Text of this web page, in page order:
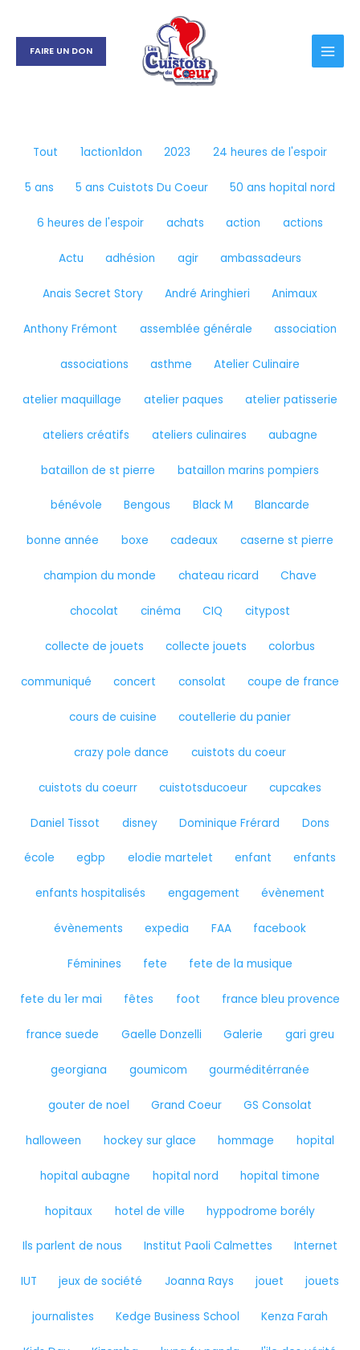
contenu
FAIRE UN DON
publications
Tout 1action1don 2023 24 heures de l'espoir
5 ans 5 ans Cuistots Du Coeur 50 ans hopital nord
6 heures de l'espoir achats action actions
Actu adhésion agir ambassadeurs
Anais Secret Story André Aringhieri Animaux
Anthony Frémont assemblée générale association
associations asthme Atelier Culinaire
atelier maquillage atelier paques atelier patisserie
ateliers créatifs ateliers culinaires aubagne
bataillon de st pierre bataillon marins pompiers
bénévole Bengous Black M Blancarde
bonne année boxe cadeaux caserne st pierre
champion du monde chateau ricard Chave
chocolat cinéma CIQ citypost
collecte de jouets collecte jouets colorbus
communiqué concert consolat coupe de france
cours de cuisine coutellerie du panier
crazy pole dance cuistots du coeur
cuistots du coeurr cuistotsducoeur cupcakes
Daniel Tissot disney Dominique Frérard Dons
école egbp elodie martelet enfant enfants
enfants hospitalisés engagement évènement
évènements expedia FAA facebook
Féminines fete fete de la musique
fete du 1er mai fêtes foot france bleu provence
france suede Gaelle Donzelli Galerie gari greu
georgiana goumicom gourméditérranée
gouter de noel Grand Coeur GS Consolat
halloween hockey sur glace hommage hopital
hopital aubagne hopital nord hopital timone
hopitaux hotel de ville hyppodrome borély
Ils parlent de nous Institut Paoli Calmettes Internet
IUT jeux de société Joanna Rays jouet jouets
journalistes Kedge Business School Kenza Farah